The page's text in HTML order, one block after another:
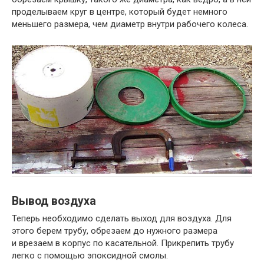
проделываем круг в центре, который будет немного
меньшего размера, чем диаметр внутри рабочего колеса.
Вывод воздуха
Теперь необходимо сделать выход для воздуха. Для
этого берем трубу, обрезаем до нужного размера
и врезаем в корпус по касательной. Прикрепить трубу
легко с помощью эпоксидной смолы.